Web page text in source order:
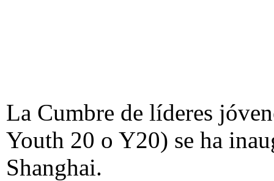
La Cumbre de líderes
Youth 20 o Y20) se ha
Shanghai.